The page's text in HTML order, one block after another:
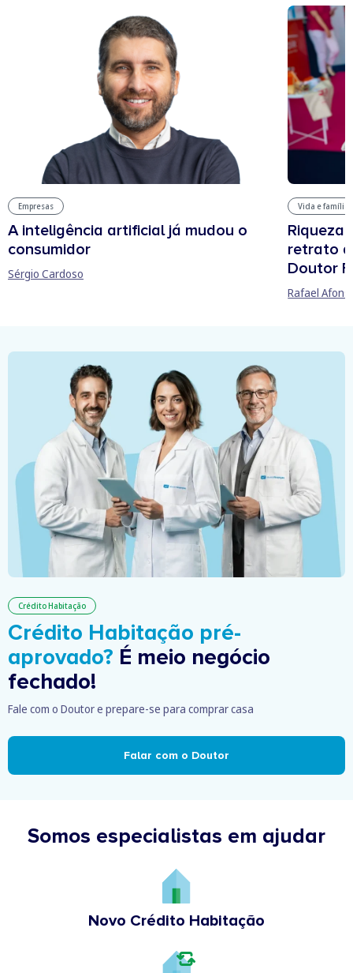
Empresas
A inteligência artificial já mudou o
consumidor
Sérgio Cardoso
Vida e família
retrato
Doutor
Rafael
Crédito Habitação
Crédito Habitação pré-
aprovado? É meio negócio
fechado!
Fale com o Doutor e prepare-se para comprar casa
Falar com o Doutor
Somos especialistas em ajudar
Novo Crédito Habitação